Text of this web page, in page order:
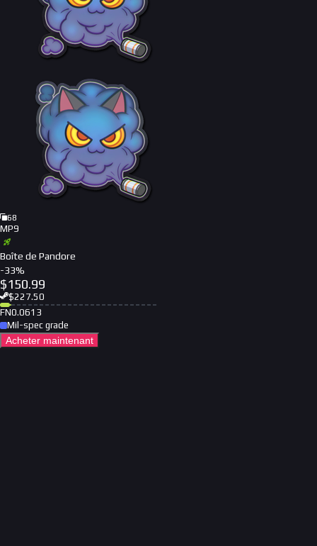
68
MP9
Boîte de Pandore
-33%
$150.99
$227.50
FN0.0613
Mil-spec grade
Acheter maintenant